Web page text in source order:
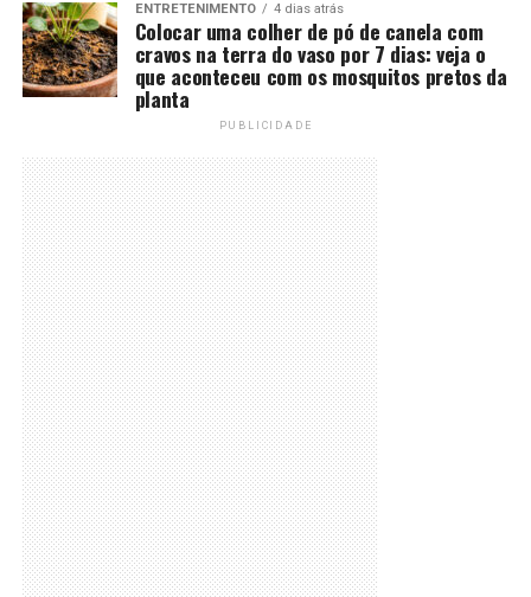
ENTRETENIMENTO 4 dias atrás
Colocar uma colher de pó de canela com
cravos na terra do vaso por 7 dias: veja o
que aconteceu com os mosquitos pretos da
planta
PUBLICIDADE